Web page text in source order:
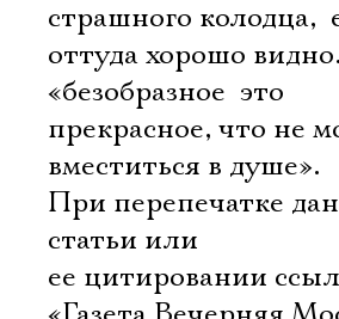
страшного колодца, 
оттуда хорошо
«безобразное  это
прекрасное, что не
вместиться в душе».
При перепечатке
статьи или
ее цитировании